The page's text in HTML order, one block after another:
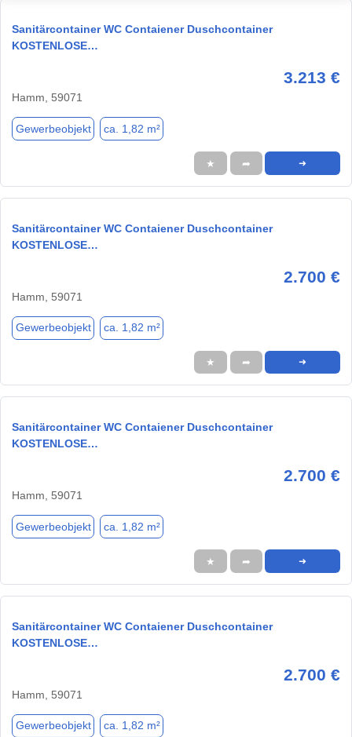
Sanitärcontainer WC Contaiener Duschcontainer
KOSTENLOSE…
3.213 €
Hamm, 59071
Gewerbeobjekt ca. 1,82 m²
★ ➦ ➜
Sanitärcontainer WC Contaiener Duschcontainer
KOSTENLOSE…
2.700 €
Hamm, 59071
Gewerbeobjekt ca. 1,82 m²
★ ➦ ➜
Sanitärcontainer WC Contaiener Duschcontainer
KOSTENLOSE…
2.700 €
Hamm, 59071
Gewerbeobjekt ca. 1,82 m²
★ ➦ ➜
Sanitärcontainer WC Contaiener Duschcontainer
KOSTENLOSE…
2.700 €
Hamm, 59071
Gewerbeobjekt ca. 1,82 m²